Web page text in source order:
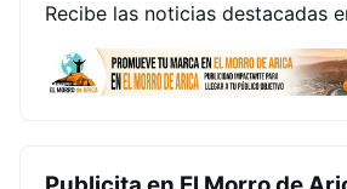
Recibe las noticias destacadas